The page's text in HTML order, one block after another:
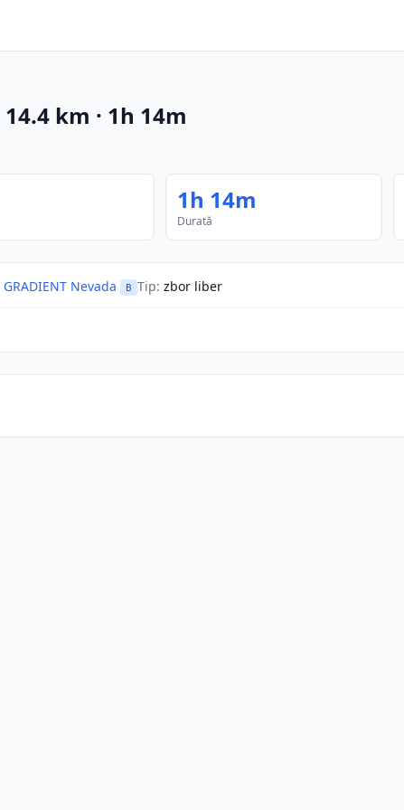
14.4 km · 1h 14m
1h 14m
Durată
GRADIENT Nevada B Tip: zbor liber